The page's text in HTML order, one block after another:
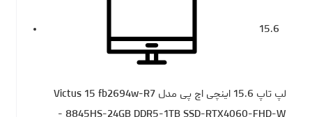
15.6
لپ تاپ 15.6 اینچی اچ‌ پی مدل Victus 15 fb2694w-R7